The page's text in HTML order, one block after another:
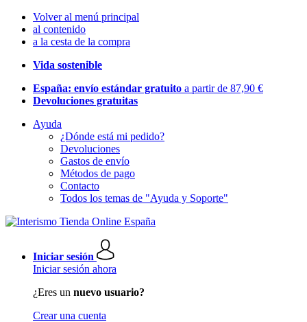
Volver al menú principal
al contenido
a la cesta de la compra
Vida sostenible
España: envío estándar gratuito a partir de 87,90 €
Devoluciones gratuitas
Ayuda
¿Dónde está mi pedido?
Devoluciones
Gastos de envío
Métodos de pago
Contacto
Todos los temas de "Ayuda y Soporte"
Iniciar sesión
Iniciar sesión ahora
¿Eres un nuevo usuario?
Crear una cuenta